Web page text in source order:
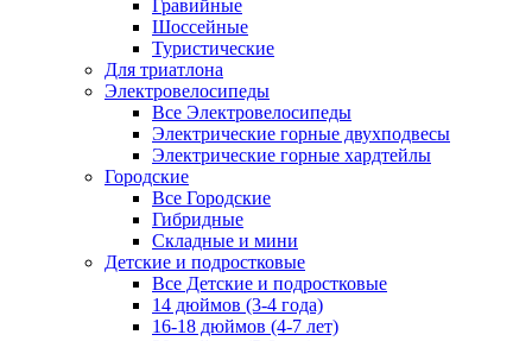
Гравийные
Шоссейные
Туристические
Для триатлона
Электровелосипеды
Все Электровелосипеды
Электрические горные двухподвесы
Электрические горные хардтейлы
Городские
Все Городские
Гибридные
Складные и мини
Детские и подростковые
Все Детские и подростковые
14 дюймов (3-4 года)
16-18 дюймов (4-7 лет)